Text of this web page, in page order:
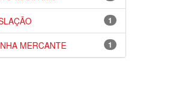
1
1
MERCANTE